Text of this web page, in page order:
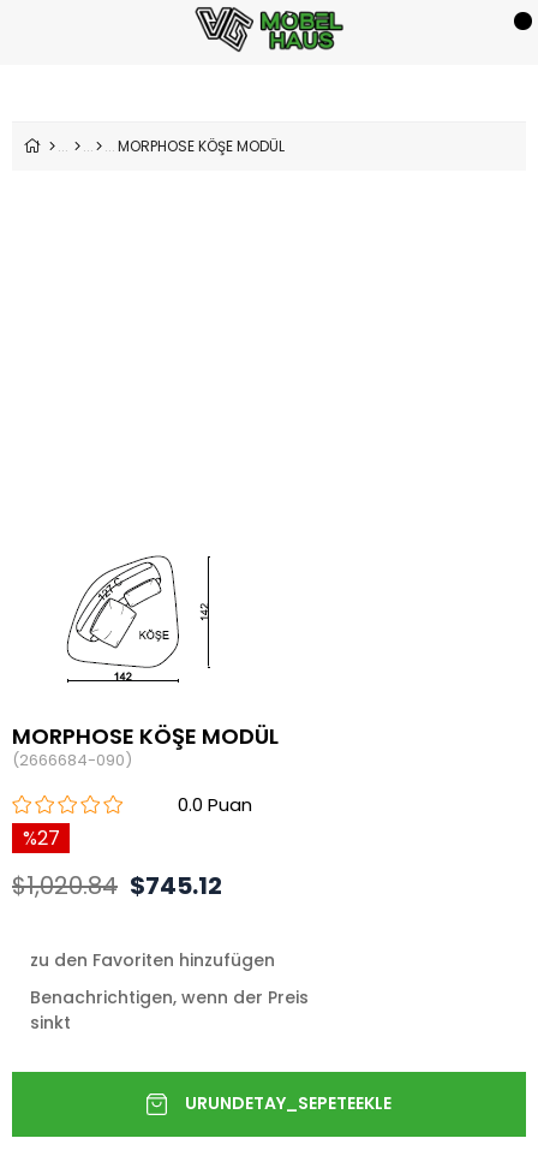
MORPHOSE KÖŞE MODÜL
MORPHOSE KÖŞE MODÜL
(2666684-090)
0.0
27
$1,020.84 $745.12
zu den Favoriten hinzufügen
Benachrichtigen, wenn der Preis
sinkt